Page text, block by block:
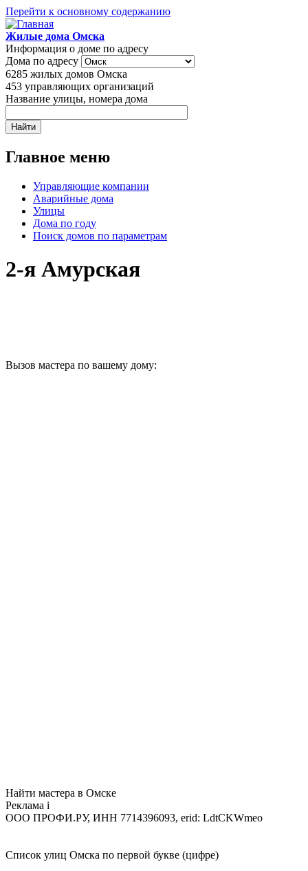
Перейти к основному содержанию
Жилые дома Омска
Информация о доме по адресу
Дома по адресу
6285 жилых домов Омска
453 управляющих организаций
Название улицы, номера дома
Главное меню
Управляющие компании
Аварийные дома
Улицы
Дома по году
Поиск домов по параметрам
2-я Амурская
Вызов мастера по вашему дому:
Найти мастера в Омске
Реклама i
ООО ПРОФИ.РУ, ИНН 7714396093, erid: LdtCKWmeo
Список улиц Омска по первой букве (цифре)